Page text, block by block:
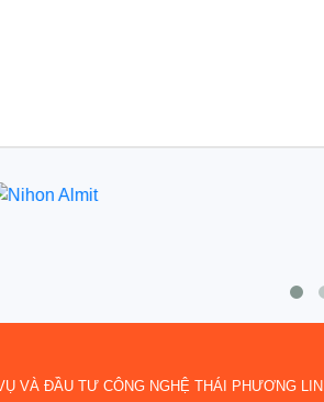
VÀ ĐẦU TƯ CÔNG NGHỆ THÁI PHƯƠNG